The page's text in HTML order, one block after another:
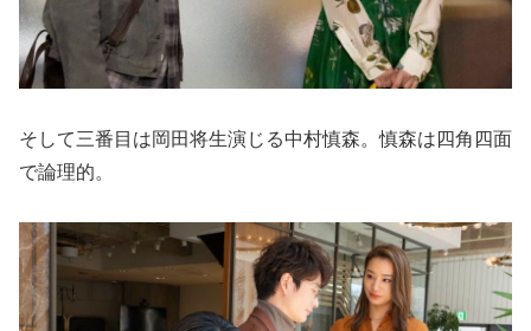
そして三番目は岡田将生演じる中村慎森。慎森は四角四面
で論理的。